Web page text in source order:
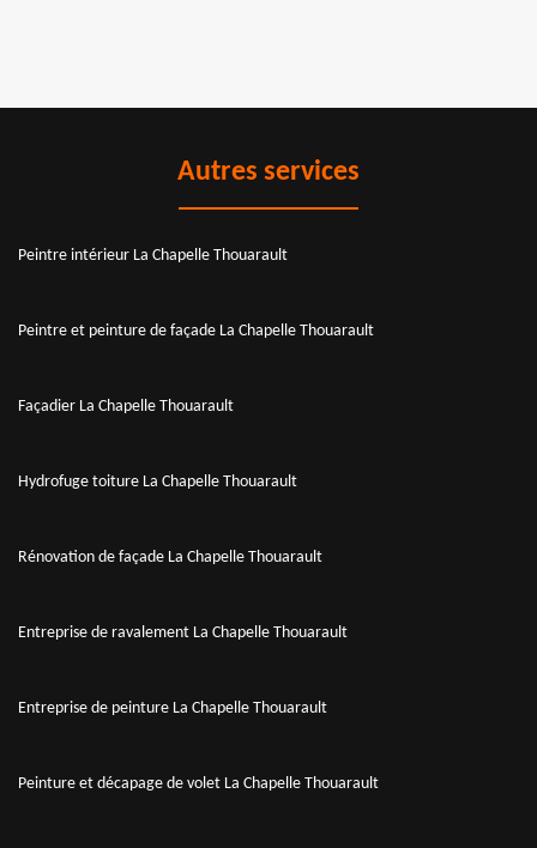
Autres services
Peintre intérieur La Chapelle Thouarault
Peintre et peinture de façade La Chapelle Thouarault
Façadier La Chapelle Thouarault
Hydrofuge toiture La Chapelle Thouarault
Rénovation de façade La Chapelle Thouarault
Entreprise de ravalement La Chapelle Thouarault
Entreprise de peinture La Chapelle Thouarault
Peinture et décapage de volet La Chapelle Thouarault